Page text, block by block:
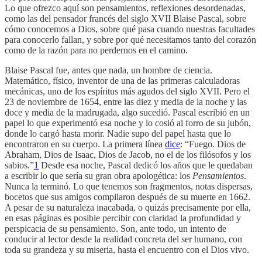
Lo que ofrezco aquí son pensamientos, reflexiones desordenadas,
como las del pensador francés del siglo XVII Blaise Pascal, sobre
cómo conocemos a Dios, sobre qué pasa cuando nuestras facultades
para conocerlo fallan, y sobre por qué necesitamos tanto del corazón
como de la razón para no perdernos en el camino.
Blaise Pascal fue, antes que nada, un hombre de ciencia.
Matemático, físico, inventor de una de las primeras calculadoras
mecánicas, uno de los espíritus más agudos del siglo XVII. Pero el
23 de noviembre de 1654, entre las diez y media de la noche y las
doce y media de la madrugada, algo sucedió. Pascal escribió en un
papel lo que experimentó esa noche y lo cosió al forro de su jubón,
donde lo cargó hasta morir. Nadie supo del papel hasta que lo
encontraron en su cuerpo. La primera línea dice: “Fuego. Dios de
Abraham, Dios de Isaac, Dios de Jacob, no el de los filósofos y los
sabios.”1 Desde esa noche, Pascal dedicó los años que le quedaban
a escribir lo que sería su gran obra apologética: los Pensamientos.
Nunca la terminó. Lo que tenemos son fragmentos, notas dispersas,
bocetos que sus amigos compilaron después de su muerte en 1662.
A pesar de su naturaleza inacabada, o quizás precisamente por ella,
en esas páginas es posible percibir con claridad la profundidad y
perspicacia de su pensamiento. Son, ante todo, un intento de
conducir al lector desde la realidad concreta del ser humano, con
toda su grandeza y su miseria, hasta el encuentro con el Dios vivo.